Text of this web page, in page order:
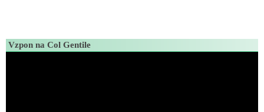
Vzpon na Col Gentile